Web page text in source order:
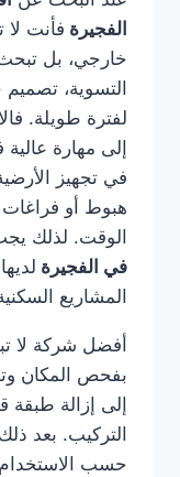
الفجيرة فأنت
خارجي، بل
التسوية،
لفترة طويلة.
إلى مهارة
في تجهيز
هبوط أو
الوقت. لذلك
في الفجيرة
المشاريع
أفضل شركة لا
بفحص المكان
إلى إزالة
التركيب. بعد
حسب